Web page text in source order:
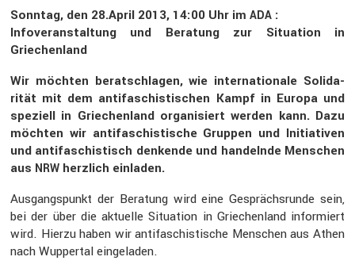
Sonntag, den 28.April 2013, 14:00 Uhr im ADA :
Infover­an­stal­tung und Beratung zur Situa­tion in
Griechen­land
Wir möchten berat­schlagen, wie inter­na­tio­nale Solida­
rität mit dem antifa­schis­ti­schen Kampf in Europa und
speziell in Griechen­land organi­siert werden kann. Dazu
möchten wir antifa­schis­ti­sche Gruppen und Initia­tiven
und antifa­schis­tisch denkende und handelnde Menschen
aus NRW herzlich einladen.
Ausgangs­punkt der Beratung wird eine Gesprächs­runde sein,
bei der über die aktuelle Situa­tion in Griechen­land infor­miert
wird. Hierzu haben wir antifa­schis­ti­sche Menschen aus Athen
nach Wuppertal einge­laden.